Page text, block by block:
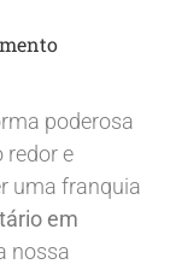
poderosa
redor e
uma franquia
em
nossa